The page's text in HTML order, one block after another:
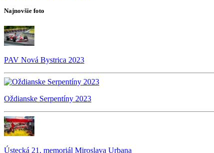
Najnovšie foto
PAV Nová Bystrica 2023
Oždianske Serpentíny 2023
Ústecká 21, memoriál Miroslava Urbana